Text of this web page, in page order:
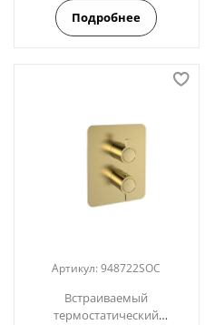
Подробнее
Артикул:948722SOC
Встраиваемый
термостатический